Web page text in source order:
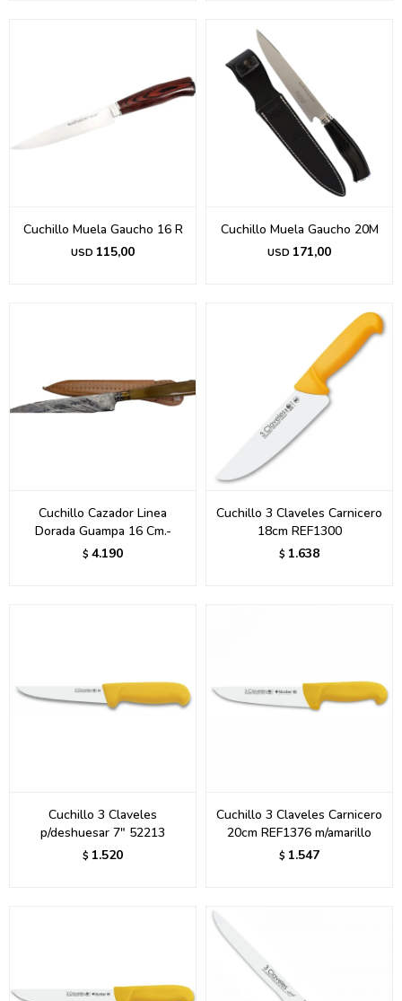
Cuchillo Muela Gaucho 16 R
USD 115,00
Cuchillo Muela Gaucho 20M
USD 171,00
Cuchillo Cazador Linea
Dorada Guampa 16 Cm.-
$ 4.190
Cuchillo 3 Claveles Carnicero
18cm REF1300
$ 1.638
Cuchillo 3 Claveles
p/deshuesar 7" 52213
$ 1.520
Cuchillo 3 Claveles Carnicero
20cm REF1376 m/amarillo
$ 1.547